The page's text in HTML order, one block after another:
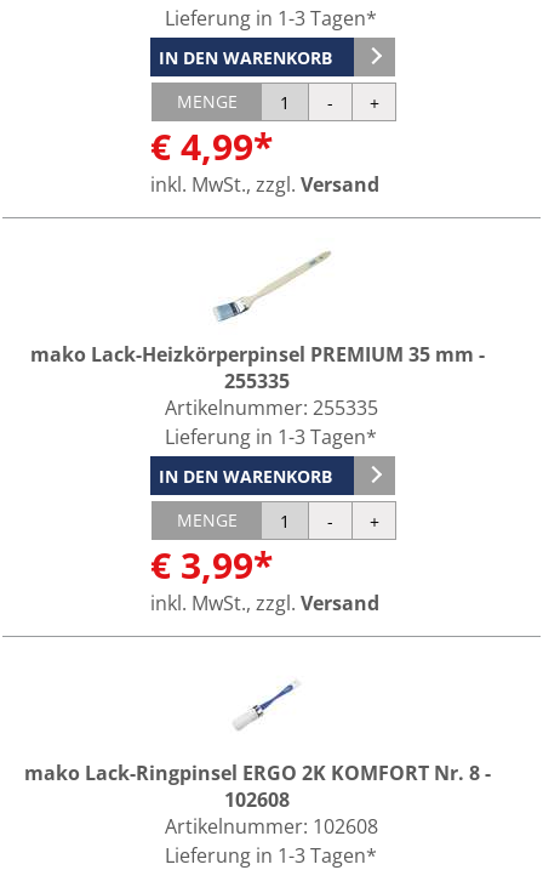
Lieferung in 1-3 Tagen*
IN DEN WARENKORB
MENGE
€ 4,99*
inkl. MwSt., zzgl. Versand
mako Lack-Heizkörperpinsel PREMIUM 35 mm -
255335
Artikelnummer: 255335
Lieferung in 1-3 Tagen*
IN DEN WARENKORB
MENGE
€ 3,99*
inkl. MwSt., zzgl. Versand
mako Lack-Ringpinsel ERGO 2K KOMFORT Nr. 8 -
102608
Artikelnummer: 102608
Lieferung in 1-3 Tagen*